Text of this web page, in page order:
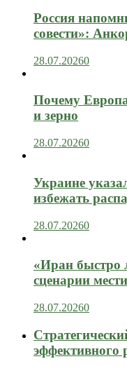
Россия
совести»:
28.07.20260
Почему
и зерно
28.07.20260
Украине
избежать
28.07.20260
«Иран быстро
сценарии
28.07.20260
эффективного